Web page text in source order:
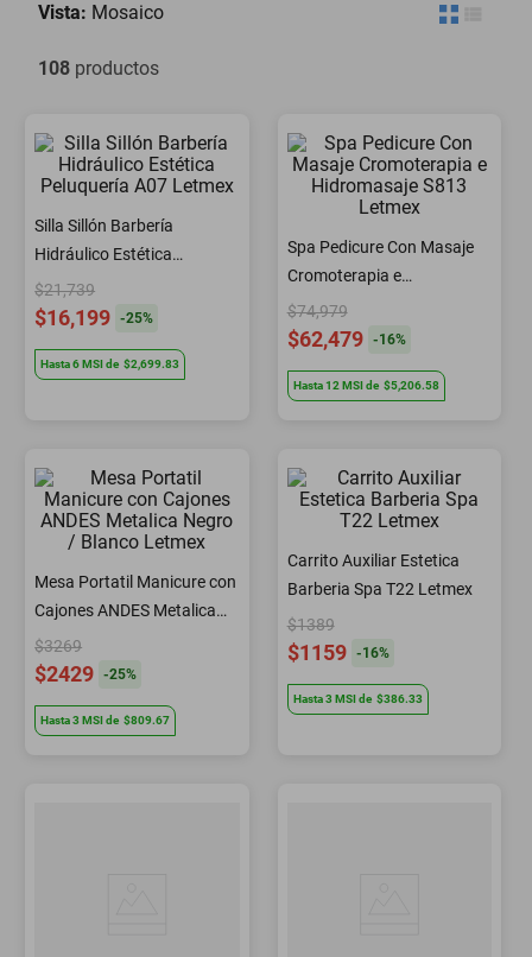
Vista: Mosaico
108 productos
Silla Sillón Barbería
Hidráulico Estética
Peluquería A07 Letmex
$21,739
$16,199 -25%
Hasta6MSIde $2,699.83
Spa Pedicure Con Masaje
Cromoterapia e
Hidromasaje S813 Letmex
$74,979
$62,479 -16%
Hasta12 MSIde $5,206.58
Mesa Portatil Manicure con
Cajones ANDES Metalica
Negro / Blanco Letmex
$3269
$2429 -25%
Hasta3 MSIde $809.67
Carrito Auxiliar Estetica
Barberia Spa T22 Letmex
$1389
$1159 -16%
Hasta3 MSIde $386.33